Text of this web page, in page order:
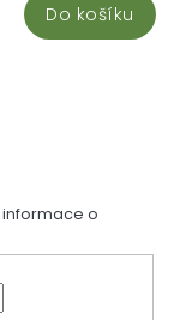
Do košíku
o